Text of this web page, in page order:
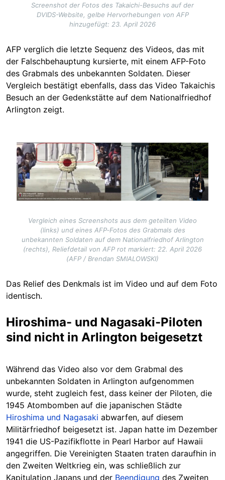
Screenshot der Fotos des Takaichi-Besuchs auf der
DVIDS-Website, gelbe Hervorhebungen von AFP
hinzugefügt: 23. April 2026
AFP verglich die letzte Sequenz des Videos, das mit
der Falschbehauptung kursierte, mit einem AFP-Foto
des Grabmals des unbekannten Soldaten. Dieser
Vergleich bestätigt ebenfalls, dass das Video Takaichis
Besuch an der Gedenkstätte auf dem Nationalfriedhof
Arlington zeigt.
Image
Vergleich eines Screenshots aus dem geteilten Video
(links) und eines AFP‑Fotos des Grabmals des
unbekannten Soldaten auf dem Nationalfriedhof Arlington
(rechts), Reliefdetail von AFP rot markiert: 22. April 2026
(AFP / Brendan SMIALOWSKI)
Das Relief des Denkmals ist im Video und auf dem Foto
identisch.
Hiroshima- und Nagasaki-Piloten
sind nicht in Arlington beigesetzt
Während das Video also vor dem Grabmal des
unbekannten Soldaten in Arlington aufgenommen
wurde, steht zugleich fest, dass keiner der Piloten, die
1945 Atombomben auf die japanischen Städte
Hiroshima und Nagasaki abwarfen, auf diesem
Militärfriedhof beigesetzt ist. Japan hatte im Dezember
1941 die US-Pazifikflotte in Pearl Harbor auf Hawaii
angegriffen. Die Vereinigten Staaten traten daraufhin in
den Zweiten Weltkrieg ein, was schließlich zur
Kapitulation Japans und der Beendigung des Zweiten